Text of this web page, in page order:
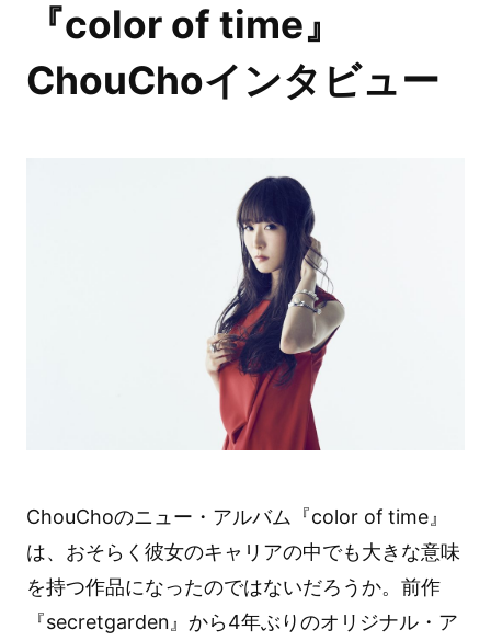
『color of time』
ChouChoインタビュー
ChouChoのニュー・アルバム『color of time』
は、おそらく彼女のキャリアの中でも大きな意味
を持つ作品になったのではないだろうか。前作
『secretgarden』から4年ぶりのオリジナル・ア